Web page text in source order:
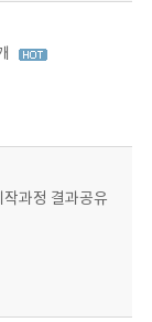
과정 결과공유